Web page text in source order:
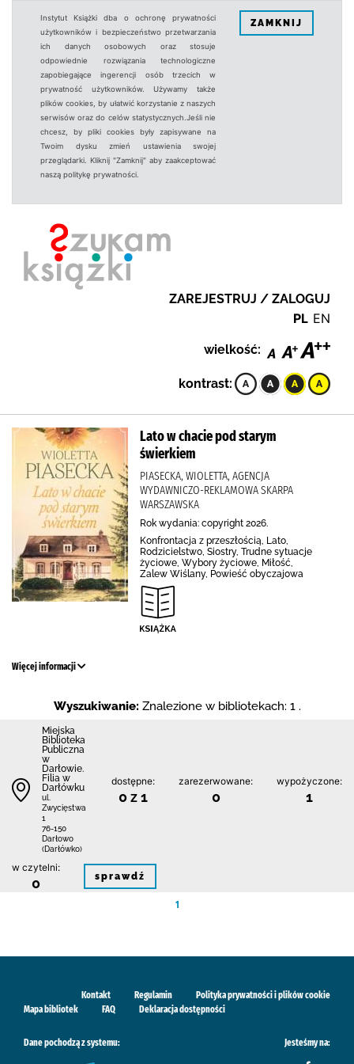
Instytut Książki dba o ochronę prywatności
użytkowników i bezpieczeństwo przetwarzania
ich danych osobowych oraz stosuje
odpowiednie rozwiązania technologiczne
zapobiegające ingerencji osób trzecich w
prywatność użytkowników. Używamy także
plików cookies, by ułatwić korzystanie z naszych
serwisów oraz do celów statystycznych.Jeśli nie
chcesz, by pliki cookies były zapisywane na
Twoim dysku zmień ustawienia swojej
przeglądarki. Kliknij "Zamknij" aby zaakceptować
naszą politykę prywatności.
ZAMKNIJ
ZAREJESTRUJ / ZALOGUJ
PL EN
wielkość:
kontrast:
Lato w chacie pod starym
świerkiem
PIASECKA, WIOLETTA, AGENCJA
WYDAWNICZO-REKLAMOWA SKARPA
WARSZAWSKA
Rok wydania: copyright 2026.
Konfrontacja z przeszłością, Lato,
Rodzicielstwo, Siostry, Trudne sytuacje
życiowe, Wybory życiowe, Miłość,
Zalew Wiślany, Powieść obyczajowa
Więcej informacji
Wyszukiwanie: Znalezione w bibliotekach: 1 .
Miejska
Biblioteka
Publiczna
w
Darłowie.
Filia w
Darłówku
ul.
Zwycięstwa
1
76-150
Darłowo
(Darłówko)
dostępne:
0 z 1
zarezerwowane:
0
wypożyczone:
1
w czytelni:
0 sprawdź
1
Kontakt Regulamin
Polityka prywatności i plików cookie
Mapa bibliotek
FAQ Deklaracja dostępności
Dane pochodzą z systemu: Jesteśmy na: